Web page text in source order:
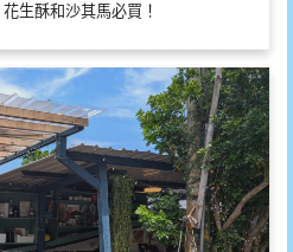
生酥和沙其馬必買！